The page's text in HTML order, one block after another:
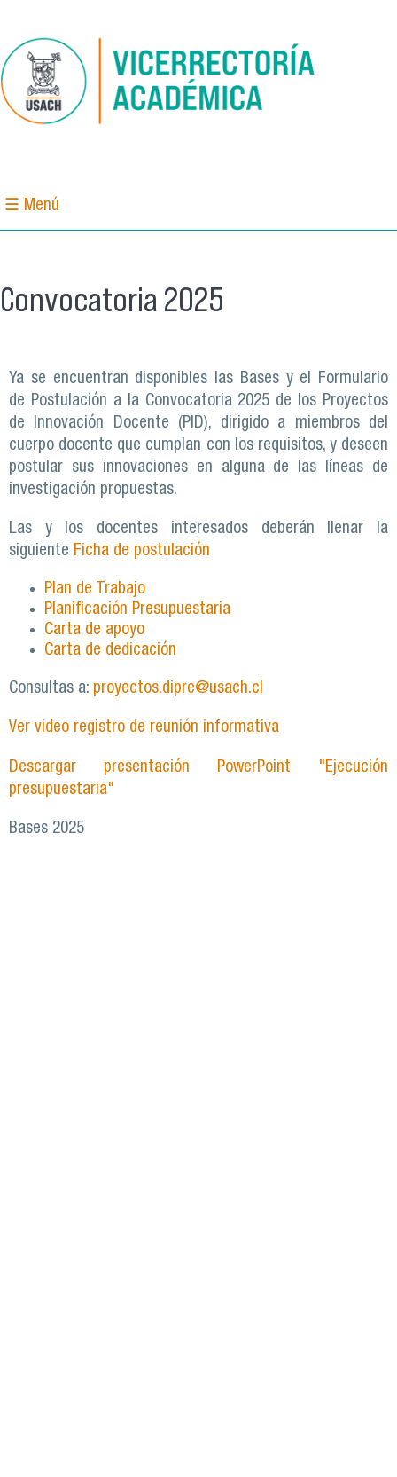
☰ Menú
Convocatoria 2025
Ya se encuentran disponibles las Bases y el Formulario
de Postulación a la Convocatoria 2025 de los Proyectos
de Innovación Docente (PID), dirigido a miembros del
cuerpo docente que cumplan con los requisitos, y deseen
postular sus innovaciones en alguna de las líneas de
investigación propuestas.
Las y los docentes interesados deberán llenar la
siguiente Ficha de postulación
Plan de Trabajo
Planificación Presupuestaria
Carta de apoyo
Carta de dedicación
Consultas a: proyectos.dipre@usach.cl
Ver video registro de reunión informativa
Descargar presentación PowerPoint "Ejecución
presupuestaria"
Bases 2025